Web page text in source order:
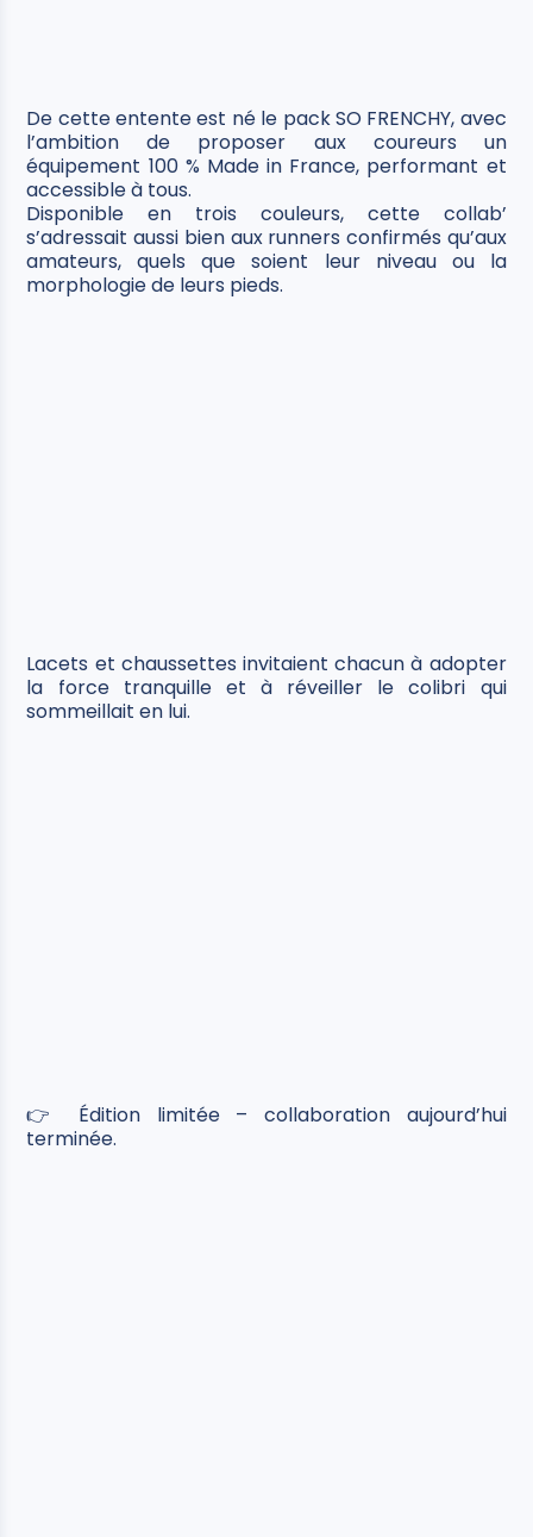
De cette entente est né le pack SO FRENCHY, avec
l’ambition de proposer aux coureurs un
équipement 100 % Made in France, performant et
accessible à tous.
Disponible en trois couleurs, cette collab’
s’adressait aussi bien aux runners confirmés qu’aux
amateurs, quels que soient leur niveau ou la
morphologie de leurs pieds.
Lacets et chaussettes invitaient chacun à adopter
la force tranquille et à réveiller le colibri qui
sommeillait en lui.
👉 Édition limitée – collaboration aujourd’hui
terminée.